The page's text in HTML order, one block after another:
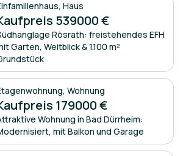
,Haus
539000 €
Rösrath: freistehendes EFH
Garten, Weitblick & 1.100 m²
,Wohnung
179000 €
Wohnung in Bad Dürrheim:
mit Balkon und Garage